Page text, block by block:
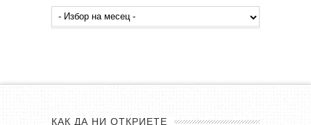
Архив
публикации
КАК ДА НИ ОТКРИЕТЕ